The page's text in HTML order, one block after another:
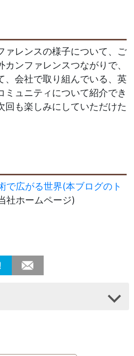
ァレンスの様子について、ご
ンファレンスつながりで、
、会社で取り組んでいる、英
ミュニティについて紹介でき
回も楽しみにしていただけた
で広がる世界(本ブログのト
社ホームページ)